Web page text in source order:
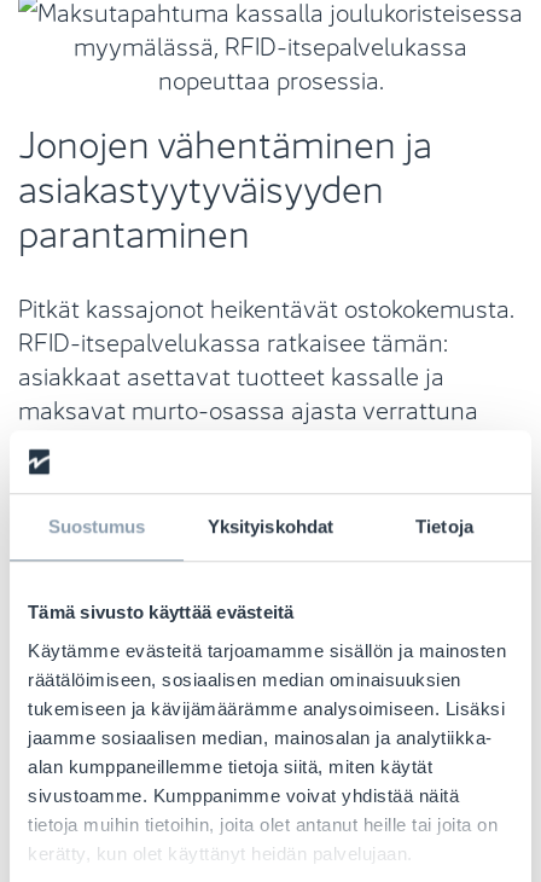
Suostumus Yksityiskohdat Tietoja
Tämä sivusto käyttää evästeitä
Käytämme evästeitä tarjoamamme sisällön ja mainosten
räätälöimiseen, sosiaalisen median ominaisuuksien
tukemiseen ja kävijämäärämme analysoimiseen. Lisäksi
jaamme sosiaalisen median, mainosalan ja analytiikka-
alan kumppaneillemme tietoja siitä, miten käytät
sivustoamme. Kumppanimme voivat yhdistää näitä
tietoja muihin tietoihin, joita olet antanut heille tai joita on
kerätty, kun olet käyttänyt heidän palvelujaan.
Jonojen vähentäminen ja
asiakastyytyväisyyden
parantaminen
Pitkät kassajonot heikentävät ostokokemusta.
RFID-itsepalvelukassa ratkaisee tämän:
asiakkaat asettavat tuotteet kassalle ja
maksavat murto-osassa ajasta verrattuna
perinteisiin järjestelmiin. Henkilökunta voi
keskittyä asiakaspalveluun ja
Älykkäissä sovituskopissa RFID mahdollistaa
värisaatavuuden sekä tuotesuositukset
digitaalisilla näytöillä – mikä lisää konversiota
ja asiakasuskollisuutta.
Sesonkihuipusta
ympärivuotiseen
tehokkuuteen